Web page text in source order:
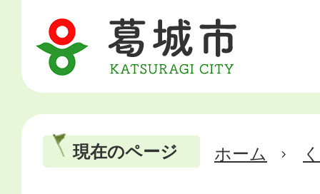
現在のページ ホーム